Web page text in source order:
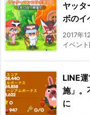
ヤッタ
ボのイ
2017年
イベン
LINE
施」。
に